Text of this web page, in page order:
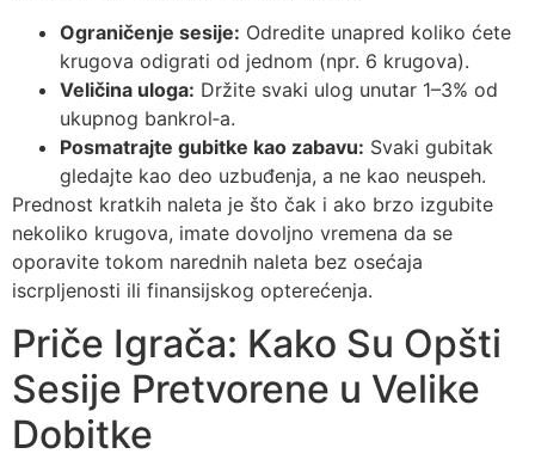
Ograničenje sesije: Odredite unapred koliko ćete
krugova odigrati od jednom (npr. 6 krugova).
Veličina uloga: Držite svaki ulog unutar 1–3% od
ukupnog bankrol‑a.
Posmatrajte gubitke kao zabavu: Svaki gubitak
gledajte kao deo uzbuđenja, a ne kao neuspeh.
Prednost kratkih naleta je što čak i ako brzo izgubite
nekoliko krugova, imate dovoljno vremena da se
oporavite tokom narednih naleta bez osećaja
iscrpljenosti ili finansijskog opterećenja.
Priče Igrača: Kako Su Opšti
Sesije Pretvorene u Velike
Dobitke